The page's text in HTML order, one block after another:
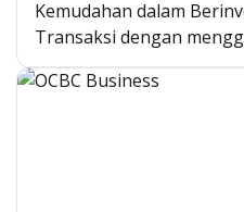
Kemudahan dalam
Transaksi dengan